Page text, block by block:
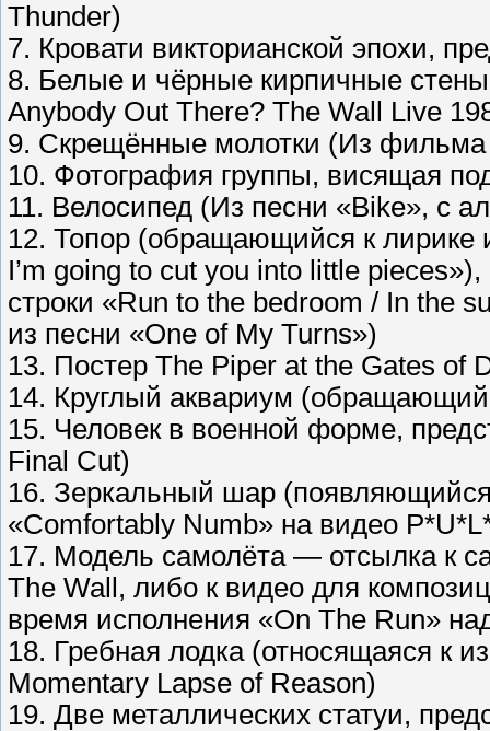
Thunder)
7. Кровати викторианской эпохи,
8. Белые и чёрные кирпичные
Anybody Out There? The Wall Live
9. Скрещённые молотки (Из фильма
10. Фотография группы, висящая
11. Велосипед (Из песни «Bike», с
12. Топор (обращающийся к лирике
I’m going to cut you into little
строки «Run to the bedroom / In the
из песни «One of My Turns»)
13. Постер The Piper at the Gates of
14. Круглый аквариум
15. Человек в военной форме,
Final Cut)
16. Зеркальный шар
«Comfortably Numb» на видео
17. Модель самолёта — отсылка к
The Wall, либо к видео для
время исполнения «On The Run»
18. Гребная лодка (относящаяся к
Momentary Lapse of Reason)
19. Две металлических статуи,